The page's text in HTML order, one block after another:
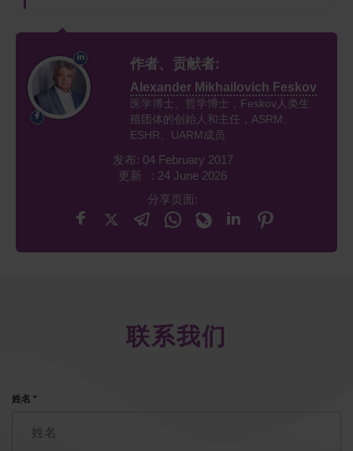
作者、贡献者:
Alexander Mikhailovich Feskov
医学博士、哲学博士，Feskov人类生
殖团体的创始人和主任，ASRM、
ESHR、UARM成员
发布: 04 February 2017
更新 : 24 June 2026
分享页面:
联系我们
姓名 *